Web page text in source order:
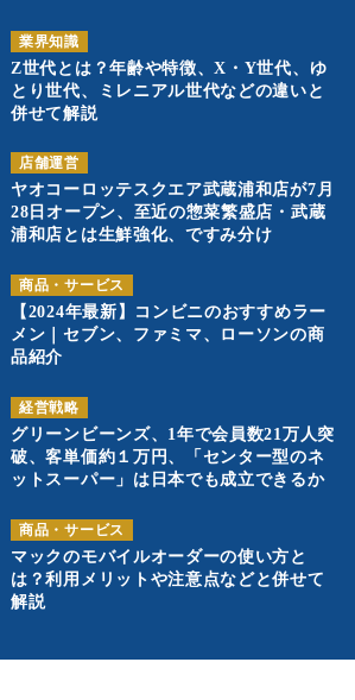
業界知識
Z世代とは？年齢や特徴、X・Y世代、ゆ
とり世代、ミレニアル世代などの違いと
併せて解説
店舗運営
ヤオコーロッテスクエア武蔵浦和店が7月
28日オープン、至近の惣菜繁盛店・武蔵
浦和店とは生鮮強化、ですみ分け
商品・サービス
【2024年最新】コンビニのおすすめラー
メン｜セブン、ファミマ、ローソンの商
品紹介
経営戦略
グリーンビーンズ、1年で会員数21万人突
破、客単価約１万円、「センター型のネ
ットスーパー」は日本でも成立できるか
商品・サービス
マックのモバイルオーダーの使い方と
は？利用メリットや注意点などと併せて
解説